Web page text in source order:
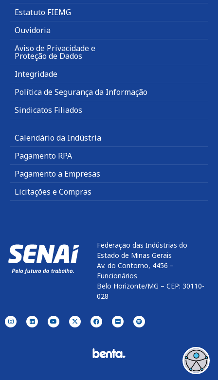
Estatuto FIEMG
Ouvidoria
Aviso de Privacidade e
Proteção de Dados
Integridade
Política de Segurança da Informação
Sindicatos Filiados
Calendário da Indústria
Pagamento RPA
Pagamento a Empresas
Licitações e Compras
Federação das Indústrias do
Estado de Minas Gerais
Av. do Contorno, 4456 –
Funcionários
Belo Horizonte/MG – CEP: 30110-
028